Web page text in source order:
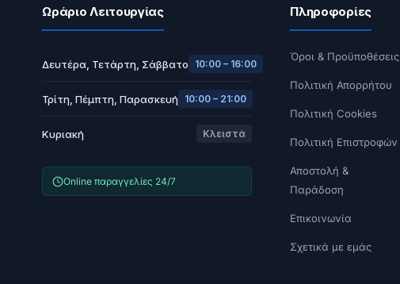
Ωράριο Λειτουργίας
Δευτέρα, Τετάρτη, Σάββατο 10:00 – 16:00
Τρίτη, Πέμπτη, Παρασκευή 10:00 – 21:00
Κυριακή Κλειστά
Online παραγγελίες 24/7
Πληροφορίες
Όροι & Προϋποθέσεις
Πολιτική Απορρήτου
Πολιτική Cookies
Πολιτική Επιστροφών
Αποστολή &
Παράδοση
Επικοινωνία
Σχετικά με εμάς